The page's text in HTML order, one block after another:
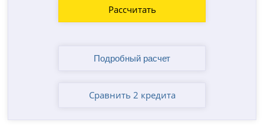
Рассчитать
Сравнить 2 кредита